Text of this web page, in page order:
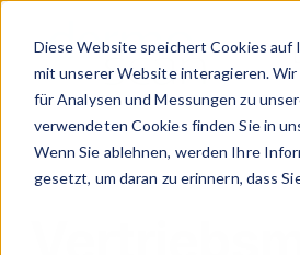
Diese Website speichert Cookies auf
mit unserer Website interagieren.
für Analysen und Messungen zu
verwendeten Cookies finden Sie in
Wenn Sie ablehnen, werden Ihre
gesetzt, um daran zu erinnern, dass